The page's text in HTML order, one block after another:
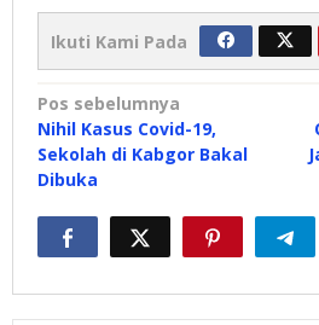
Ikuti Kami Pada
Navigasi
pos
Pos sebelumnya
Nihil Kasus Covid-19,
Sekolah di Kabgor Bakal
Dibuka